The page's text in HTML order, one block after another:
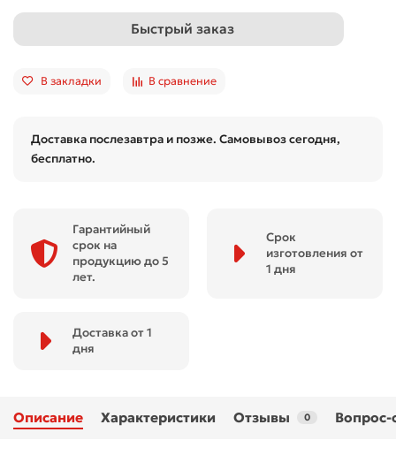
Быстрый заказ
В закладки В сравнение
Доставка послезавтра и позже. Самовывоз сегодня,
бесплатно.
Гарантийный
срок на
продукцию до 5
лет.
Срок
изготовления от
1 дня
Доставка от 1
дня
Описание Характеристики Отзывы 0 Вопрос-